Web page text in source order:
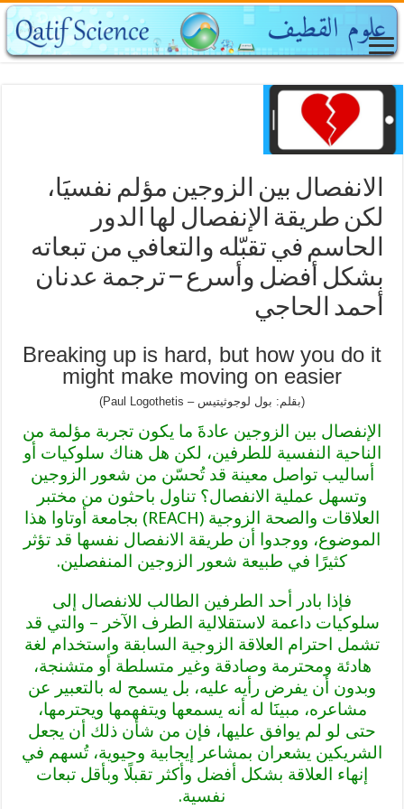
الانفصال بين الزوجين مؤلم نفسيََا،
لكن طريقة الإنفصال لها الدور
الحاسم في تقبّله والتعافي من تبعاته
بشكل أفضل وأسرع – ترجمة عدنان
أحمد الحاجي
Breaking up is hard, but how you do it
might make moving on easier
(بقلم: بول لوجوثيتيس – Paul Logothetis)
الإنفصال بين الزوجين عادةََ ما يكون تجربة مؤلمة من
الناحية النفسية للطرفين، لكن هل هناك سلوكيات أو
أساليب تواصل معينة قد تُحسّن من شعور الزوجين
وتسهل عملية الانفصال؟ تناول باحثون من مختبر
العلاقات والصحة الزوجية (REACH) بجامعة أوتاوا هذا
الموضوع، ووجدوا أن طريقة الانفصال نفسها قد تؤثر
كثيرًا في طبيعة شعور الزوجين المنفصلين.
فإذا بادر أحد الطرفين الطالب للانفصال إلى
سلوكيات داعمة لاستقلالية الطرف الآخر – والتي قد
تشمل احترام العلاقة الزوجية السابقة واستخدام لغة
هادئة ومحترمة وصادقة وغير متسلطة أو متشنجة،
وبدون أن يفرض رأيه عليه، بل يسمح له بالتعبير عن
مشاعره، مبينََا له أنه يسمعها ويتفهمها ويحترمها،
حتى لو لم يوافق عليها، فإن من شأن ذلك أن يجعل
الشريكين يشعران بمشاعر إيجابية وحيوية، تُسهم في
إنهاء العلاقة بشكل أفضل وأكثر تقبلًا وبأقل تبعات
نفسية.